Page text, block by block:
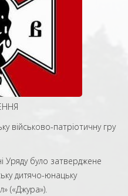
військово-патріотичну гру
Уряду було затверджене
дитячо-юнацьку
(«Джура»).